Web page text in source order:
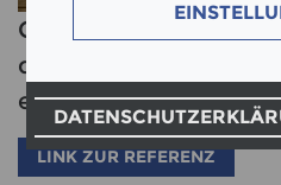
Construction en trois
de haute qualité en
en bois
LINK ZUR REFERENZ